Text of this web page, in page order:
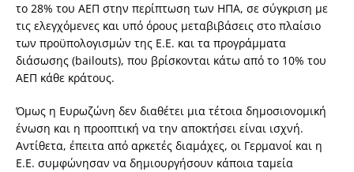
το 28% του ΑΕΠ στην περίπτωση των ΗΠΑ, σε σύγκριση με
τις ελεγχόμενες και υπό όρους μεταβιβάσεις στο πλαίσιο
των προϋπολογισμών της Ε.Ε. και τα προγράμματα
διάσωσης (bailouts), που βρίσκονται κάτω από το 10% του
ΑΕΠ κάθε κράτους.
Όμως η Ευρωζώνη δεν διαθέτει μια τέτοια δημοσιονομική
ένωση και η προοπτική να την αποκτήσει είναι ισχνή.
Αντίθετα, έπειτα από αρκετές διαμάχες, οι Γερμανοί και η
Ε.Ε. συμφώνησαν να δημιουργήσουν κάποια ταμεία